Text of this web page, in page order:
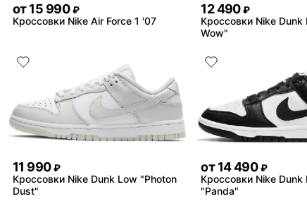
от15 990 ₽
Кроссовки Nike Air Force 1 '07
12 490 ₽
Кроссовки Nike Dunk
Wow"
11 990 ₽
Кроссовки Nike Dunk Low "Photon
Dust"
от 14 490 ₽
Кроссовки Nike Dunk
"Panda"